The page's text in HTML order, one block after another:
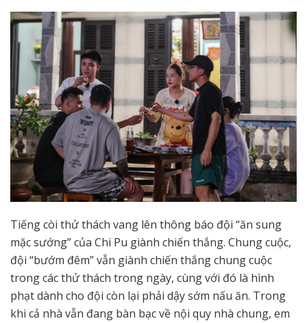
Tiếng còi thử thách vang lên thông báo đội “ăn sung
mặc sướng” của Chi Pu giành chiến thắng. Chung cuộc,
đội “bướm đêm” vẫn giành chiến thắng chung cuộc
trong các thử thách trong ngày, cùng với đó là hình
phạt dành cho đội còn lại phải dậy sớm nấu ăn. Trong
khi cả nhà vẫn đang bàn bạc về nội quy nhà chung, em